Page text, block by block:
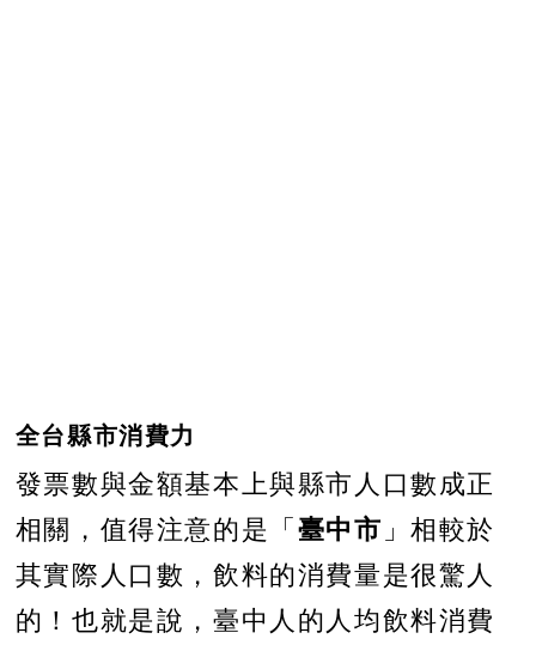
全台縣市消費力
發票數與金額基本上與縣市人口數成正
相關，值得注意的是「臺中市 」相較於
其實際人口數，飲料的消費量是很驚人
的！也就是說，臺中人的人均飲料消費